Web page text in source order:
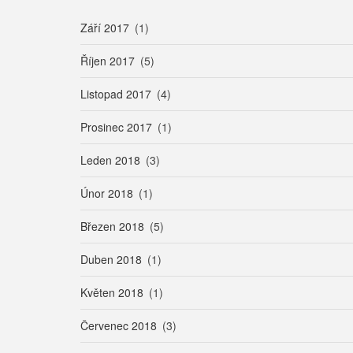
Září 2017 (1)
Říjen 2017 (5)
Listopad 2017 (4)
Prosinec 2017 (1)
Leden 2018 (3)
Únor 2018 (1)
Březen 2018 (5)
Duben 2018 (1)
Květen 2018 (1)
Červenec 2018 (3)